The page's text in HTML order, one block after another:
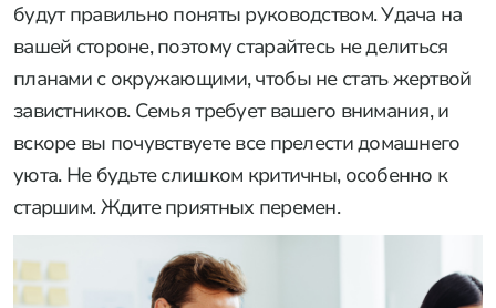
будут правильно поняты руководством. Удача на
вашей стороне, поэтому старайтесь не делиться
планами с окружающими, чтобы не стать жертвой
завистников. Семья требует вашего внимания, и
вскоре вы почувствуете все прелести домашнего
уюта. Не будьте слишком критичны, особенно к
старшим. Ждите приятных перемен.